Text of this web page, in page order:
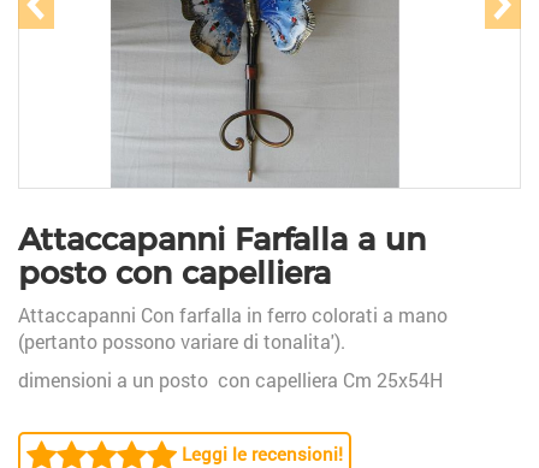
Attaccapanni Farfalla a un
posto con capelliera
Attaccapanni Con farfalla in ferro colorati a mano
(pertanto possono variare di tonalita').
dimensioni a un posto con capelliera Cm 25x54H
Leggi le recensioni!